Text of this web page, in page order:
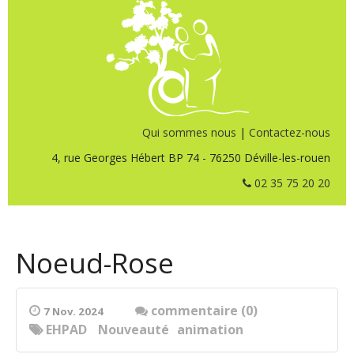
Qui sommes nous | Contactez-nous
4, rue Georges Hébert BP 74 - 76250 Déville-les-rouen
02 35 75 20 20
Noeud-Rose
7 Nov. 2024
commentaire (0)
animation
EHPAD Nouveauté